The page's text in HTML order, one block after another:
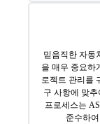
믿음직한 자동
을 매우 중요하
로젝트 관리를
구 사항에 맞
프로세스는
준수하